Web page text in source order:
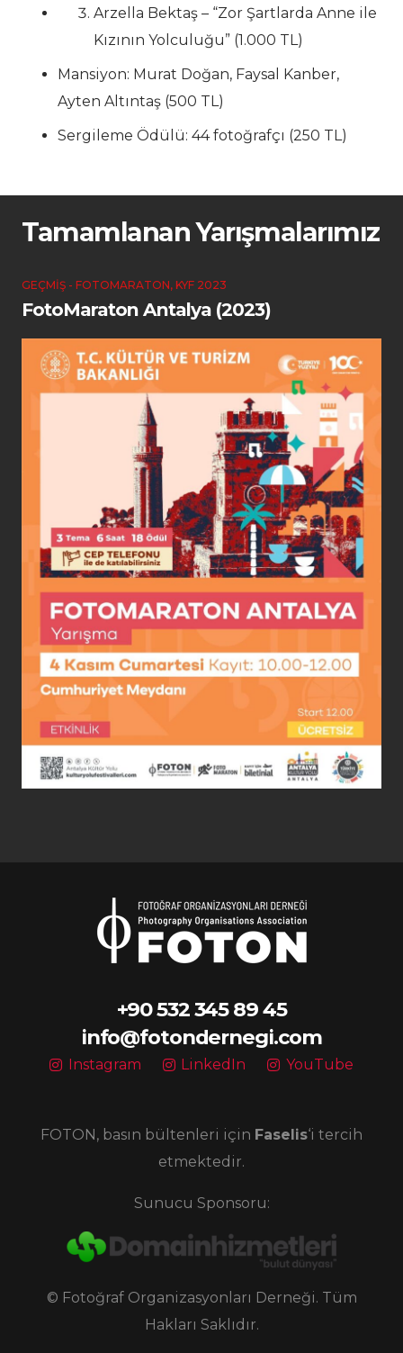
Arzella Bektaş – “Zor Şartlarda Anne ile
Kızının Yolculuğu” (1.000 TL)
Mansiyon: Murat Doğan, Faysal Kanber,
Ayten Altıntaş (500 TL)
Sergileme Ödülü: 44 fotoğrafçı (250 TL)
Tamamlanan Yarışmalarımız
GEÇMIŞ - FOTOMARATON, KYF 2023
FotoMaraton Antalya (2023)
+90 532 345 89 45
info@fotondernegi.com
Instagram LinkedIn YouTube
FOTON, basın bültenleri için Faselis‘i tercih
etmektedir.
Sunucu Sponsoru:
© Fotoğraf Organizasyonları Derneği. Tüm
Hakları Saklıdır.